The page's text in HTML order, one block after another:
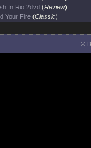
In Rio 2dvd (Review)
Your Fire (Classic)
©